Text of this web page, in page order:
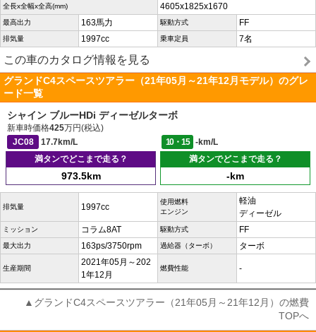
全長x全幅x全高(mm) 4605x1825x1670
最高出力 163馬力 駆動方式 FF
排気量 1997cc 乗車定員 7名
この車のカタログ情報を見る
グランドC4スペースツアラー（21年05月～21年12月モデル）のグレ
ード一覧
シャイン ブルーHDi ディーゼルターボ
新車時価格425万円(税込)
JC08
17.7km/L 10・15
-km/L
満タンでどこまで走る？
973.5km
満タンでどこまで走る？
-km
排気量 1997cc
使用燃料
エンジン
軽油
ディーゼル
ミッション コラム8AT 駆動方式 FF
最大出力 163ps/3750rpm 過給器（ターボ） ターボ
生産期間
2021年05月～202
1年12月
燃費性能 -
▲グランドC4スペースツアラー（21年05月～21年12月）の燃費
TOPへ